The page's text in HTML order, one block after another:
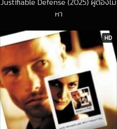
Justifiable Defense (2025) ผู้ต้องไม่
หา
HD